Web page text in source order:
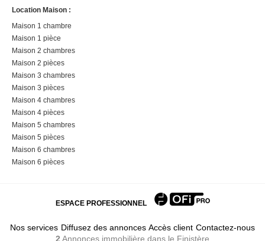
Location Maison :
Maison 1 chambre
Maison 1 pièce
Maison 2 chambres
Maison 2 pièces
Maison 3 chambres
Maison 3 pièces
Maison 4 chambres
Maison 4 pièces
Maison 5 chambres
Maison 5 pièces
Maison 6 chambres
Maison 6 pièces
ESPACE PROFESSIONNEL
Nos services Diffusez des annonces Accès client Contactez-nous
2 Annonces immobilière dans le Finistère